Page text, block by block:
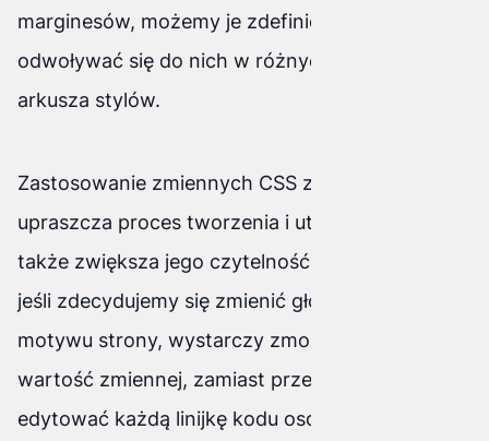
marginesów, możemy je zdefiniować raz i
odwoływać się do nich w różnych miejscach
arkusza stylów.
Zastosowanie zmiennych CSS znacznie
upraszcza proces tworzenia i utrzymania kodu, a
także zwiększa jego czytelność. Przykładowo,
jeśli zdecydujemy się zmienić główny kolor
motywu strony, wystarczy zmodyfikować
wartość zmiennej, zamiast przeszukiwać i
edytować każdą linijkę kodu osobno. To nie